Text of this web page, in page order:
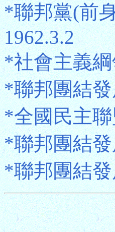
*聯邦黨(前
1962.3.2
*社會主義綱
*聯邦團結發
*全國民主聯
*聯邦團結發
*聯邦團結發